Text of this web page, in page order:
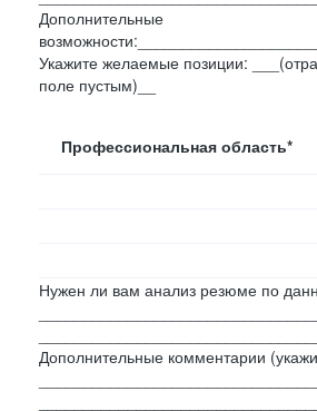
Дополнительные
Укажите желаемые позиции:
поле пустым)__
Профессиональная область*
Нужен ли вам анализ резюме по
Дополнительные комментарии